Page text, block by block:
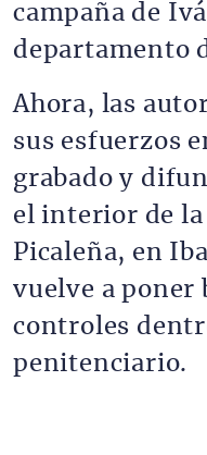
campaña de
departamento
Ahora, las
sus esfuerzos
grabado y
el interior de la
Picaleña, en
vuelve a poner
controles
penitenciario.